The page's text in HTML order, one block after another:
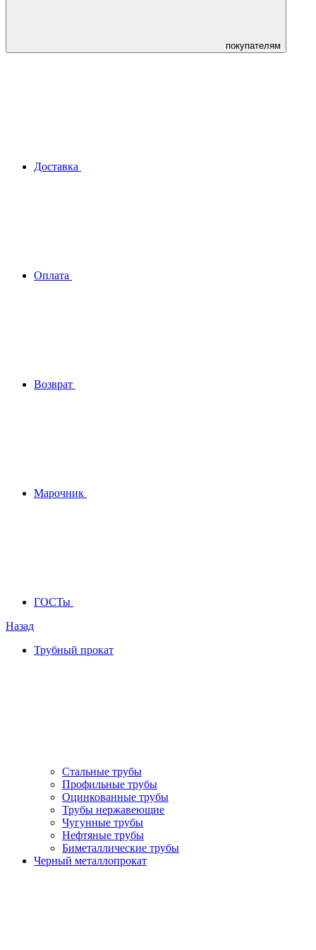
покупателям
Доставка
Оплата
Возврат
Марочник
ГОСТы
Назад
Трубный прокат
Стальные трубы
Профильные трубы
Оцинкованные трубы
Трубы нержавеющие
Чугунные трубы
Нефтяные трубы
Биметаллические трубы
Черный металлопрокат